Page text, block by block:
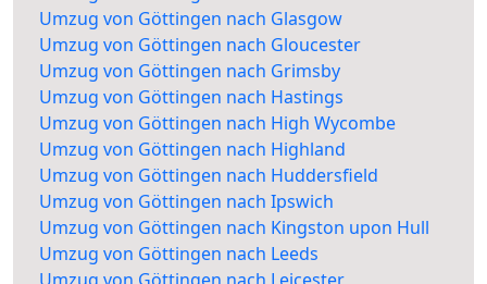
Umzug von Göttingen nach Glasgow
Umzug von Göttingen nach Gloucester
Umzug von Göttingen nach Grimsby
Umzug von Göttingen nach Hastings
Umzug von Göttingen nach High Wycombe
Umzug von Göttingen nach Highland
Umzug von Göttingen nach Huddersfield
Umzug von Göttingen nach Ipswich
Umzug von Göttingen nach Kingston upon Hull
Umzug von Göttingen nach Leeds